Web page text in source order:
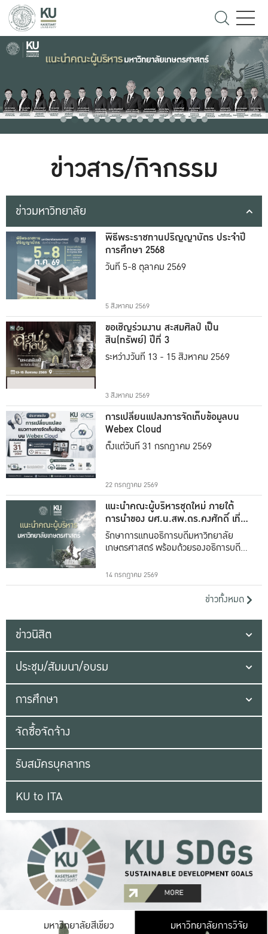
ข่าวสาร/กิจกรรม
ข่าวมหาวิทยาลัย
พิธีพระราชทานปริญญาบัตร ประจำปี
การศึกษา 2568
วันที่ 5-8 ตุลาคม 2569
5 สิงหาคม 2569
ขอเชิญร่วมงาน สะสมศิลป์ เป็น
สิน(ทรัพย์) ปีที่ 3
ระหว่างวันที่ 13 - 15 สิงหาคม 2569
3 สิงหาคม 2569
การเปลี่ยนแปลงการจัดเก็บข้อมูลบน
Webex Cloud
ตั้งแต่วันที่ 31 กรกฎาคม 2569
22 กรกฎาคม 2569
แนะนำคณะผู้บริหารชุดใหม่ ภายใต้
การนำของ ผศ.น.สพ.ดร.คงศักดิ์ เที่ยง
ธรรม
รักษาการแทนอธิการบดีมหาวิทยาลัย
เกษตรศาสตร์ พร้อมด้วยรองอธิการบดีทั้ง
14 กรกฎาคม 2569
ข่าวทั้งหมด
ข่าวนิสิต
ประชุม/สัมมนา/อบรม
การศึกษา
จัดซื้อจัดจ้าง
รับสมัครบุคลากร
KU to ITA
มหาวิทยาลัยสีเขียว มหาวิ
มหาวิทยาลัยการวิจัย